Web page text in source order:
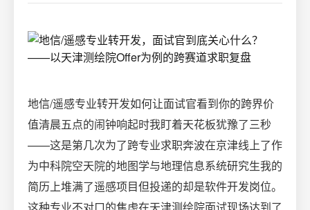
地信/遥感专业转开发如何让面试官看到你的跨界价
值清晨五点的闹钟响起时我盯着天花板犹豫了三秒
——这是第几次为了跨专业求职奔波在京津线上了作
为中科院空天院的地图学与地理信息系统研究生我的
简历上堆满了遥感项目但投递的却是软件开发岗位。